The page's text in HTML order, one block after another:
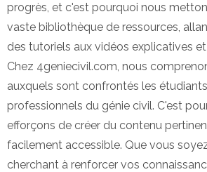
progrès, et c'est pourquoi nous
vaste bibliothèque de ressources,
des tutoriels aux vidéos explicatives
Chez 4geniecivil.com, nous
auxquels sont confrontés les
professionnels du génie civil. C'est
efforçons de créer du contenu
facilement accessible. Que vous
cherchant à renforcer vos